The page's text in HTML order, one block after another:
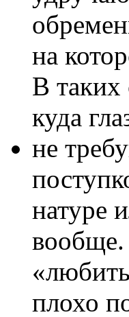
на
В таких
куда
не
натуре
плохо